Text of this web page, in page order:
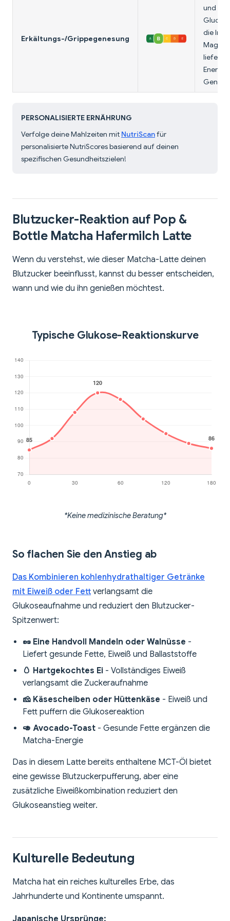
Erkältungs-/Grippegenesung
und
die
liefert
PERSONALISIERTE ERNÄHRUNG
Verfolge deine Mahlzeiten mit NutriScanfür
personalisierte NutriScores basierend auf deinen
spezifischen Gesundheitszielen!
Blutzucker-Reaktion auf Pop &
Bottle Matcha Hafermilch Latte
Wenn du verstehst, wie dieser Matcha-Latte deinen
Blutzucker beeinflusst, kannst du besser entscheiden,
wann und wie du ihn genießen möchtest.
Typische Glukose-Reaktionskurve
*Keine medizinische Beratung*
So flachen Sie den Anstieg ab
Das Kombinieren kohlenhydrathaltiger Getränke
mit Eiweiß oder Fett verlangsamt die
Glukoseaufnahme und reduziert den Blutzucker-
Spitzenwert:
🥜 Eine Handvoll Mandeln oder Walnüsse -
Liefert gesunde Fette, Eiweiß und Ballaststoffe
🥚 Hartgekochtes Ei - Vollständiges Eiweiß
verlangsamt die Zuckeraufnahme
🧀 Käsescheiben oder Hüttenkäse - Eiweiß und
Fett puffern die Glukosereaktion
🥑 Avocado-Toast - Gesunde Fette ergänzen die
Matcha-Energie
Das in diesem Latte bereits enthaltene MCT-Öl bietet
eine gewisse Blutzuckerpufferung, aber eine
zusätzliche Eiweißkombination reduziert den
Glukoseanstieg weiter.
Kulturelle Bedeutung
Matcha hat ein reiches kulturelles Erbe, das
Jahrhunderte und Kontinente umspannt.